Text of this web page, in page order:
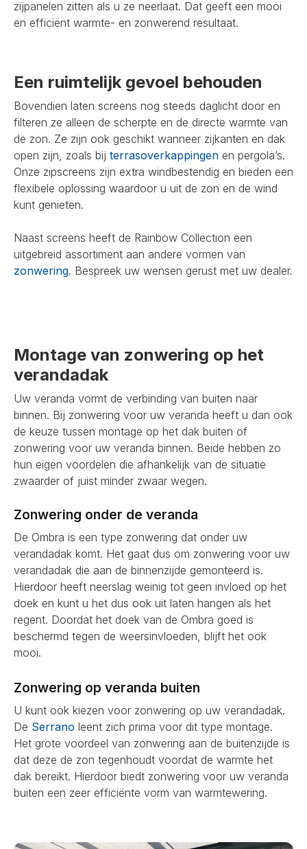
zijpanelen zitten als u ze neerlaat. Dat geeft een mooi
en efficiënt warmte- en zonwerend resultaat.
Een ruimtelijk gevoel behouden
Bovendien laten screens nog steeds daglicht door en
filteren ze alleen de scherpte en de directe warmte van
de zon. Ze zijn ook geschikt wanneer zijkanten en dak
open zijn, zoals bij terrasoverkappingen en pergola’s.
Onze zipscreens zijn extra windbestendig en bieden een
flexibele oplossing waardoor u uit de zon en de wind
kunt genieten.
Naast screens heeft de Rainbow Collection een
uitgebreid assortiment aan andere vormen van
zonwering. Bespreek uw wensen gerust met uw dealer.
Montage van zonwering op het
verandadak
Uw veranda vormt de verbinding van buiten naar
binnen. Bij zonwering voor uw veranda heeft u dan ook
de keuze tussen montage op het dak buiten of
zonwering voor uw veranda binnen. Beide hebben zo
hun eigen voordelen die afhankelijk van de situatie
zwaarder of juist minder zwaar wegen.
Zonwering onder de veranda
De Ombra is een type zonwering dat onder uw
verandadak komt. Het gaat dus om zonwering voor uw
verandadak die aan de binnenzijde gemonteerd is.
Hierdoor heeft neerslag weinig tot geen invloed op het
doek en kunt u het dus ook uit laten hangen als het
regent. Doordat het doek van de Ombra goed is
beschermd tegen de weersinvloeden, blijft het ook
mooi.
Zonwering op veranda buiten
U kunt ook kiezen voor zonwering op uw verandadak.
De Serrano leent zich prima voor dit type montage.
Het grote voordeel van zonwering aan de buitenzijde is
dat deze de zon tegenhoudt voordat de warmte het
dak bereikt. Hierdoor biedt zonwering voor uw veranda
buiten een zeer efficiënte vorm van warmtewering.